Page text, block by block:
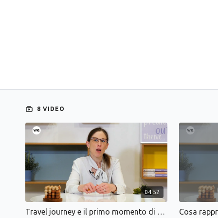
8 VIDEO
04:52
Travel journey e il primo momento di contatto con il reservation team